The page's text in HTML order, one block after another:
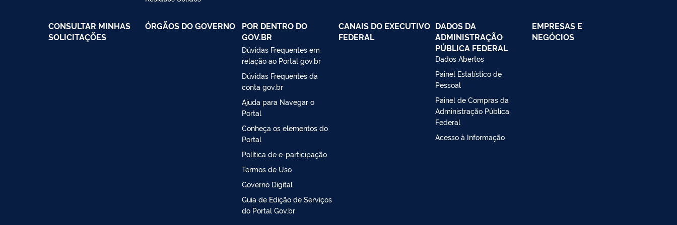
CONSULTAR MINHAS
SOLICITAÇÕES
ÓRGÃOS DO GOVERNO
POR DENTRO DO
GOV.BR
Dúvidas Frequentes em
relação ao Portal gov.br
Dúvidas Frequentes da
conta gov.br
Ajuda para Navegar o
Portal
Conheça os elementos do
Portal
Política de e-participação
Termos de Uso
Governo Digital
Guia de Edição de Serviços
do Portal Gov.br
CANAIS DO EXECUTIVO
FEDERAL
DADOS DA
ADMINISTRAÇÃO
PÚBLICA FEDERAL
Dados Abertos
Painel Estatístico de
Pessoal
Painel de Compras da
Administração Pública
Federal
Acesso à Informação
EMPRESAS E
NEGÓCIOS